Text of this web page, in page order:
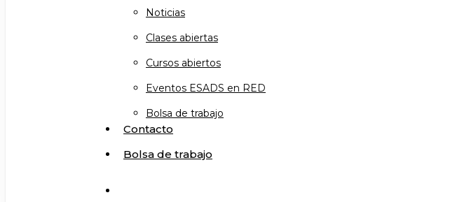
Noticias
Clases abiertas
Cursos abiertos
Eventos ESADS en RED
Bolsa de trabajo
Contacto
Bolsa de trabajo